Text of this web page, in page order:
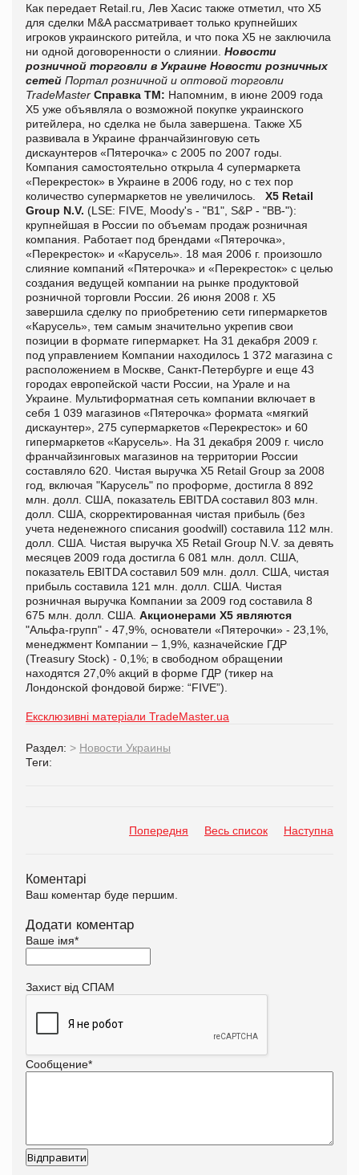
Как передает Retail.ru, Лев Хасис также отметил, что Х5
для сделки M&A рассматривает только крупнейших
игроков украинского ритейла, и что пока Х5 не заключила
ни одной договоренности о слиянии. Новости
розничной торговли в Украине Новости розничных
сетей Портал розничной и оптовой торговли
TradeMaster Справка ТМ: Напомним, в июне 2009 года
Х5 уже объявляла о возможной покупке украинского
ритейлера, но сделка не была завершена. Также Х5
развивала в Украине франчайзинговую сеть
дискаунтеров «Пятерочка» с 2005 по 2007 годы.
Компания самостоятельно открыла 4 супермаркета
«Перекресток» в Украине в 2006 году, но с тех пор
количество супермаркетов не увеличилось. X5 Retail
Group N.V. (LSE: FIVE, Moody's - "B1", S&P - "BB-"):
крупнейшая в России по объемам продаж розничная
компания. Работает под брендами «Пятерочка»,
«Перекресток» и «Карусель». 18 мая 2006 г. произошло
слияние компаний «Пятерочка» и «Перекресток» с целью
создания ведущей компании на рынке продуктовой
розничной торговли России. 26 июня 2008 г. X5
завершила сделку по приобретению сети гипермаркетов
«Карусель», тем самым значительно укрепив свои
позиции в формате гипермаркет. На 31 декабря 2009 г.
под управлением Компании находилось 1 372 магазина с
расположением в Москве, Санкт-Петербурге и еще 43
городах европейской части России, на Урале и на
Украине. Мультиформатная сеть компании включает в
себя 1 039 магазинов «Пятерочка» формата «мягкий
дискаунтер», 275 супермаркетов «Перекресток» и 60
гипермаркетов «Карусель». На 31 декабря 2009 г. число
франчайзинговых магазинов на территории России
составляло 620. Чистая выручка X5 Retail Group за 2008
год, включая "Карусель" по проформе, достигла 8 892
млн. долл. США, показатель EBITDA составил 803 млн.
долл. США, скорректированная чистая прибыль (без
учета неденежного списания goodwill) cоставила 112 млн.
долл. США. Чистая выручка X5 Retail Group N.V. за девять
месяцев 2009 года достигла 6 081 млн. долл. США,
показатель EBITDA составил 509 млн. долл. США, чистая
прибыль составила 121 млн. долл. США. Чистая
розничная выручка Компании за 2009 год составила 8
675 млн. долл. США. Акционерами X5 являются
"Альфа-групп" - 47,9%, основатели «Пятерочки» - 23,1%,
менеджмент Компании – 1,9%, казначейские ГДР
(Treasury Stock) - 0,1%; в свободном обращении
находятся 27,0% акций в форме ГДР (тикер на
Лондонской фондовой бирже: “FIVE”).
Ексклюзивні матеріали TradeMaster.ua
Раздел: > Новости Украины
Теги:
Попередня Весь список Наступна
Коментарі
Ваш коментар буде першим.
Додати коментар
Ваше імя*
Захист від СПАМ
Сообщение*